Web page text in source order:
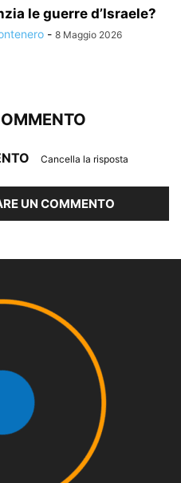
le guerre d’Israele?
- 8 Maggio 2026
Cancella la risposta
UN COMMENTO